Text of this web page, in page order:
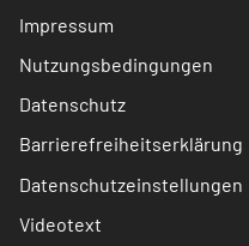
Impressum
Nutzungsbedingungen
Datenschutz
Barrierefreiheitserklärung
Datenschutzeinstellungen
Videotext